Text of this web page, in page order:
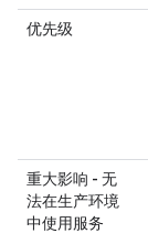
优先级
重大影响 - 无
法在生产环境
中使用服务